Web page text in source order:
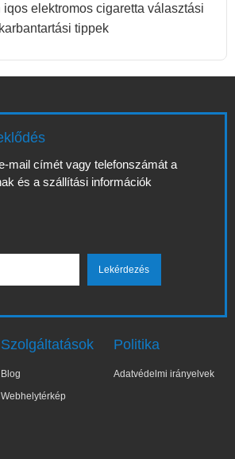
elektromos cigaretta választási
tippek
mail címét vagy telefonszámát a
és a szállítási információk
Szolgáltatások
Blog
Webhelytérkép
Politika
Adatvédelmi irányelvek